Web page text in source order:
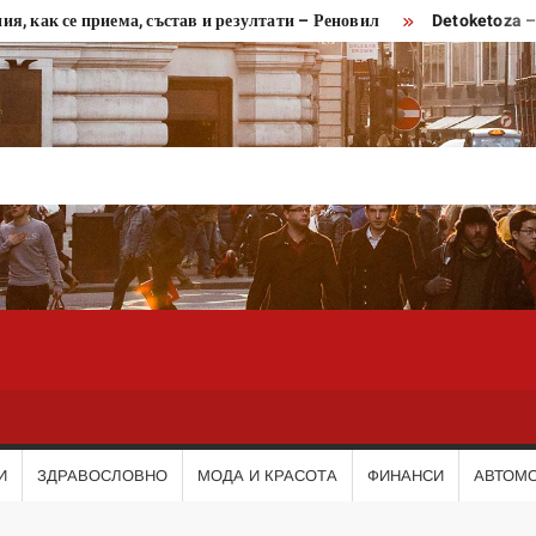
се приема, състав и резултати – Реновил Detoketoza –
ЗДРАВОСЛОВНО МОДА И КРАСОТА ФИНАНСИ